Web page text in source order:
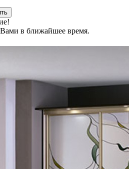
в ближайшее время.